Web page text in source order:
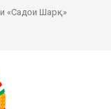
«Садои Шарқ»